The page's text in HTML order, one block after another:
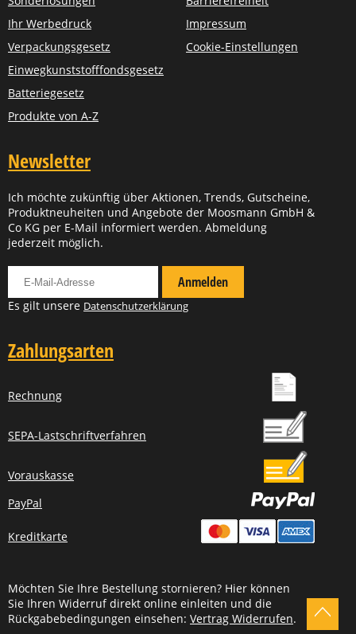
Ihr Werbedruck
Verpackungsgesetz
Einwegkunststofffondsgesetz
Batteriegesetz
Produkte von A-Z
Impressum
Cookie-Einstellungen
Newsletter
Ich möchte zukünftig über Aktionen, Trends, Gutscheine,
Produktneuheiten und Angebote der Moosmann GmbH &
Co KG per E-Mail informiert werden. Abmeldung
jederzeit möglich.
Anmelden
Es gilt unsere Datenschutzerklärung
Zahlungsarten
Rechnung
SEPA-Lastschriftverfahren
Vorauskasse
PayPal
Kreditkarte
Möchten Sie Ihre Bestellung stornieren? Hier können
Sie Ihren Widerruf direkt online einleiten und die
Rückgabebedingungen einsehen: Vertrag Widerrufen.